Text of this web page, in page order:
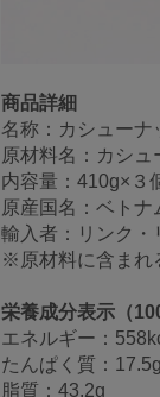
商品詳細
名称：カシューナ
原材料名：カシ
内容量：410g×３
原産国名：ベトナ
輸入者：リンク・
※原材料に含まれ
栄養成分表示（
エネルギー：
たんぱく質：17.5g
脂質：43.2g